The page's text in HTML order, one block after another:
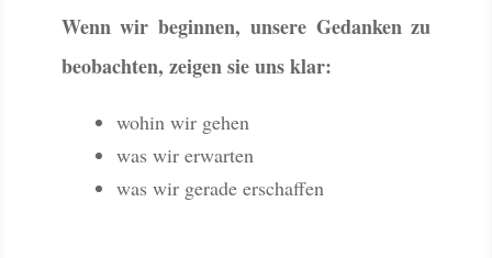
Wenn wir beginnen, unsere Gedanken zu
beobachten, zeigen sie uns klar:
wohin wir gehen
was wir erwarten
was wir gerade erschaffen